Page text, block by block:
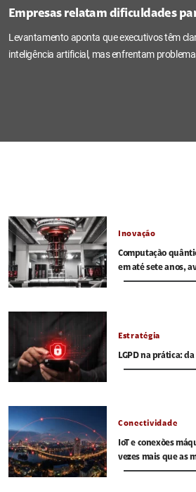
Empresas relatam dificuldades
Levantamento aponta que executivos têm
inteligência artificial, mas enfrentam
Inovação
Computação
em até sete anos,
Estratégia
LGPD na prática:
Conectividade
IoT e conexões
vezes mais que as